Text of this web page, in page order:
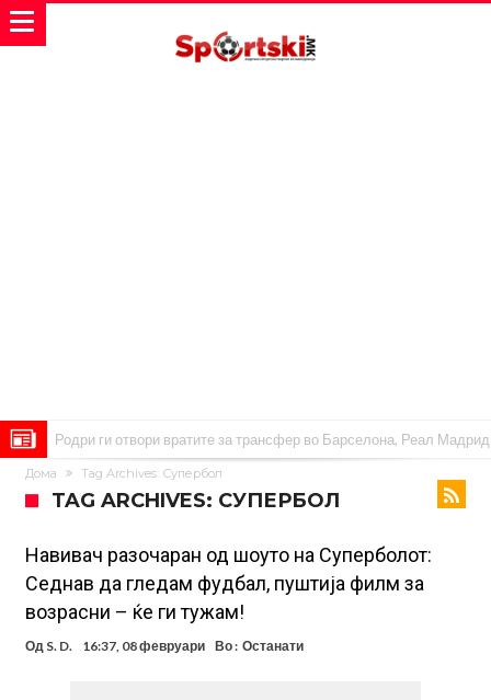
Родри ги отвори вратите за трансфер во Барселона, Реал Мадрид
е информиран
Крај на сагата: Винисиус останува во Реал Мадрид до 2032
Директор на ФИА за драмата во Формула 1: Не можеме да одиме
толку далеку!
Колку бара ПСЖ и кој е „плафонот“ на Ливерпул за трансферот
ан Бредли Баркола?
Го победи Ѓоковиќ откако губеше со 0-2 на Ролан Гарос, а сега
даде срамен коментар за него
Реал Мадрид го собори клупскиот рекорд: Мурињо добива
Дома Tag Archives: Супербол
TAG ARCHIVES: СУПЕРБОЛ
Навивач разочаран од шоуто на Суперболот:
Седнав да гледам фудбал, пуштија филм за
возрасни – ќе ги тужам!
Од S. D. 16:37, 08 февруари Во : Останати